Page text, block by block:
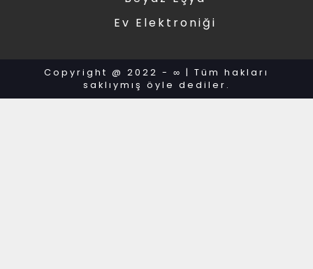
Ev Elektroniği
Copyright @ 2022 - ∞ | Tüm hakları
saklıymış öyle dediler.